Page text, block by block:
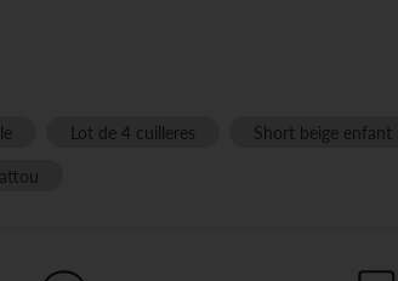
Lot de 4 cuilleres Short beige enfant